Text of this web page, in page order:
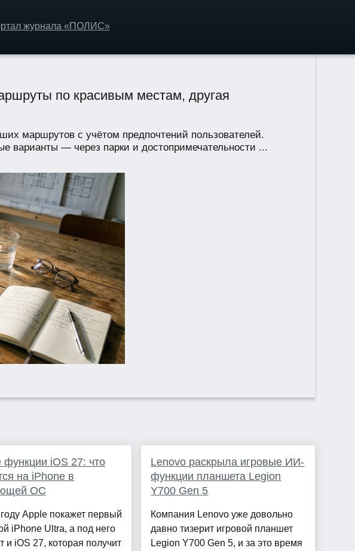
журнала «ПОЛИС»
по красивым местам, другая
маршрутов с учётом предпочтений пользователей.
варианты — через парки и достопримечательности ...
iOS 27: что
на iPhone в
ОС
Apple покажет первый
iPhone Ultra, а под него
и iOS 27, которая получит
Lenovo раскрыла игровые ИИ-
функции планшета Legion
Y700 Gen 5
Компания Lenovo уже довольно
давно тизерит игровой планшет
Legion Y700 Gen 5, и за это время